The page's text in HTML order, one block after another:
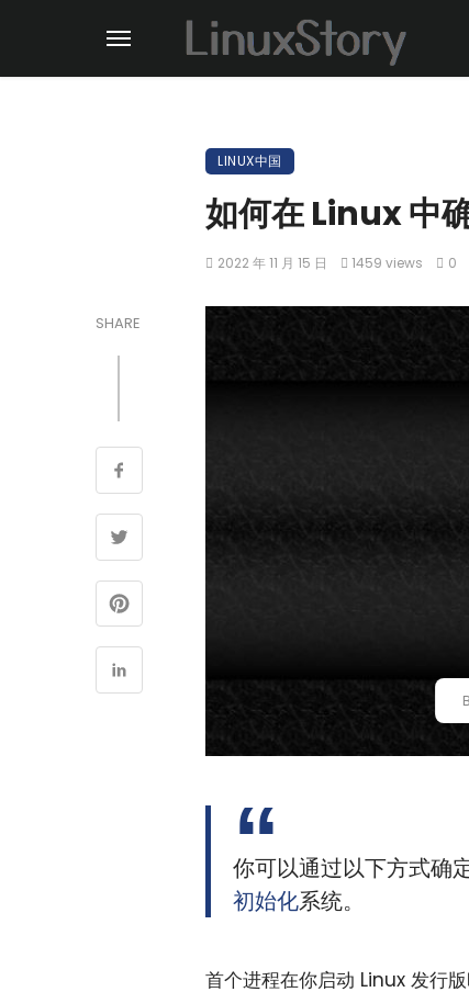
LINUX中国
如何在 Linux 中
2022 年 11 月 15 日 1459 views 0
SHARE
你可以通过以下方式确
初始化系统。
首个进程在你启动 Linux 发行